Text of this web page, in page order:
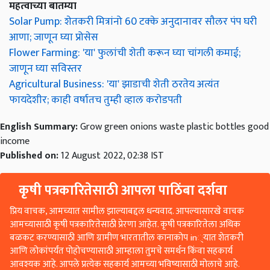
Solar Pump: शेतकरी मित्रांनो 60 टक्के अनुदानावर सौलर पंप घरी
आणा; जाणून घ्या प्रोसेस
Flower Farming: 'या' फुलांची शेती करून घ्या चांगली कमाई;
जाणून घ्या सविस्तर
Agricultural Business: 'या' झाडाची शेती ठरतेय अत्यंत
फायदेशीर; काही वर्षातच तुम्ही व्हाल करोडपती
income
Published on:
कृषी पत्रकारितेसाठी आपला पाठिंबा दर्शवा
प्रिय वाचक, आमच्यात सामील झाल्याबद्दल धन्यवाद. आपल्यासारखे वाचक
आमच्यासाठी कृषी पत्रकारितेसाठी प्रेरणा आहेत. कृषी पत्रकारितेला अधिक
बळकट करण्यासाठी आणि ग्रामीण भारतातील कानाकोप in्यात शेतकरी
आणि लोकांपर्यंत पोहोचण्यासाठी आम्हाला तुमचे समर्थन किंवा सहकार्य
आवश्यक आहे. आपले प्रत्येक सहकार्य आमच्या भविष्यासाठी मोलाचे आहे.